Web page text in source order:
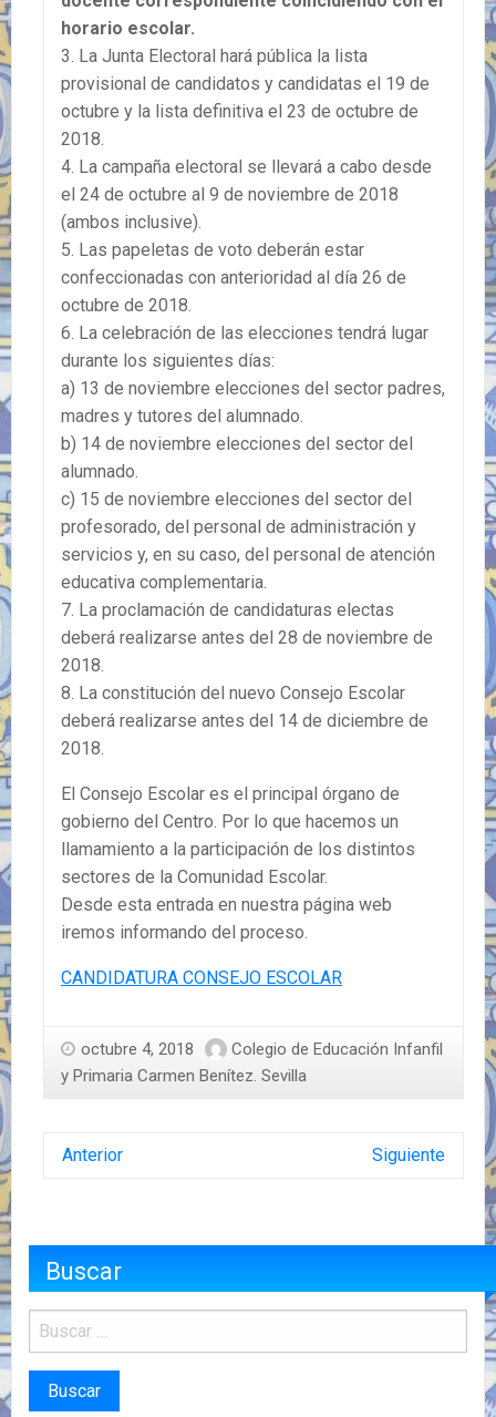
horario escolar.
3. La Junta Electoral hará pública la lista
provisional de candidatos y candidatas el 19 de
octubre y la lista definitiva el 23 de octubre de
2018.
4. La campaña electoral se llevará a cabo desde
el 24 de octubre al 9 de noviembre de 2018
(ambos inclusive).
5. Las papeletas de voto deberán estar
confeccionadas con anterioridad al día 26 de
octubre de 2018.
6. La celebración de las elecciones tendrá lugar
durante los siguientes días:
a) 13 de noviembre elecciones del sector padres,
madres y tutores del alumnado.
b) 14 de noviembre elecciones del sector del
alumnado.
c) 15 de noviembre elecciones del sector del
profesorado, del personal de administración y
servicios y, en su caso, del personal de atención
educativa complementaria.
7. La proclamación de candidaturas electas
deberá realizarse antes del 28 de noviembre de
2018.
8. La constitución del nuevo Consejo Escolar
deberá realizarse antes del 14 de diciembre de
2018.
El Consejo Escolar es el principal órgano de
gobierno del Centro. Por lo que hacemos un
llamamiento a la participación de los distintos
sectores de la Comunidad Escolar.
Desde esta entrada en nuestra página web
iremos informando del proceso.
CANDIDATURA CONSEJO ESCOLAR
octubre 4, 2018
Colegio de Educación Infanfil
y Primaria Carmen Benítez. Sevilla
Anterior Siguiente
Buscar